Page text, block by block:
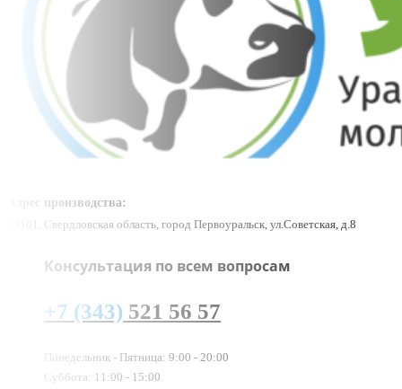
Адрес производства:
23101, Свердловская область, город Первоуральск, ул.Советская, д.8
Консультация по всем вопросам
+7 (343) 521 56 57
Понедельник - Пятница: 9:00 - 20:00
Суббота: 11:00 - 15:00